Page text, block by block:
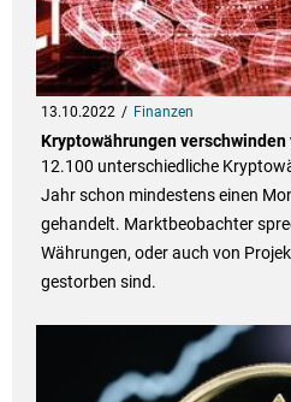
13.10.2022 Finanzen
Kryptowährungen
12.100 unterschiedliche
Jahr schon mindestens einen
gehandelt. Marktbeobachter
Währungen, oder auch von
gestorben sind.